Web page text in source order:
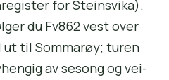
for Steinsvika).
du Fv862 vest over
ut til Sommarøy; turen
av sesong og vei-